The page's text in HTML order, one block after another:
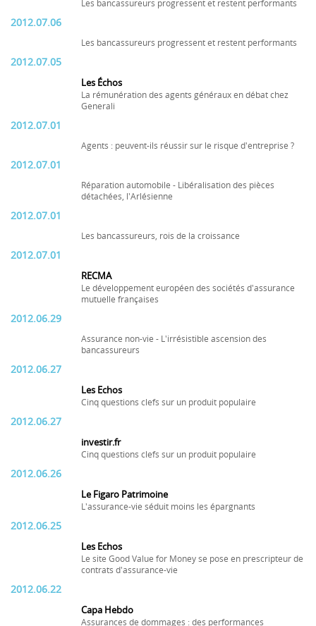
Les bancassureurs progressent et restent performants
2012.07.06
Les bancassureurs progressent et restent performants
2012.07.05
Les Échos
La rémunération des agents généraux en débat chez
Generali
2012.07.01
Agents : peuvent-ils réussir sur le risque d'entreprise ?
2012.07.01
Réparation automobile - Libéralisation des pièces
détachées, l'Arlésienne
2012.07.01
Les bancassureurs, rois de la croissance
2012.07.01
RECMA
Le développement européen des sociétés d'assurance
mutuelle françaises
2012.06.29
Assurance non-vie - L'irrésistible ascension des
bancassureurs
2012.06.27
Les Echos
Cinq questions clefs sur un produit populaire
2012.06.27
investir.fr
Cinq questions clefs sur un produit populaire
2012.06.26
Le Figaro Patrimoine
L'assurance-vie séduit moins les épargnants
2012.06.25
Les Echos
Le site Good Value for Money se pose en prescripteur de
contrats d'assurance-vie
2012.06.22
Capa Hebdo
Assurances de dommages : des performances